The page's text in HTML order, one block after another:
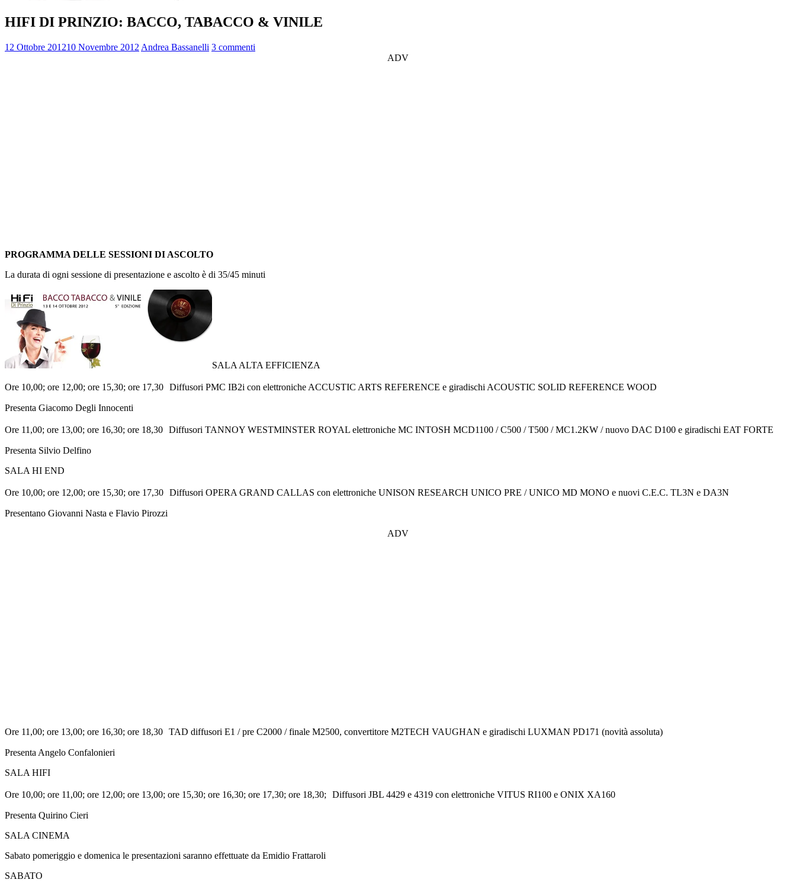
HIFI DI PRINZIO: BACCO, TABACCO & VINILE
12 Ottobre 201210 Novembre 2012 Andrea Bassanelli 3 commenti
ADV
PROGRAMMA DELLE SESSIONI DI ASCOLTO
La durata di ogni sessione di presentazione e ascolto è di 35/45 minuti
SALA ALTA EFFICIENZA
Ore 10,00; ore 12,00; ore 15,30; ore 17,30 Diffusori PMC IB2i con elettroniche ACCUSTIC ARTS REFERENCE e giradischi ACOUSTIC SOLID REFERENCE WOOD
Presenta Giacomo Degli Innocenti
Ore 11,00; ore 13,00; ore 16,30; ore 18,30 Diffusori TANNOY WESTMINSTER ROYAL elettroniche MC INTOSH MCD1100 / C500 / T500 / MC1.2KW / nuovo DAC D100 e giradischi EAT FORTE
Presenta Silvio Delfino
SALA HI END
Ore 10,00; ore 12,00; ore 15,30; ore 17,30 Diffusori OPERA GRAND CALLAS con elettroniche UNISON RESEARCH UNICO PRE / UNICO MD MONO e nuovi C.E.C. TL3N e DA3N
Presentano Giovanni Nasta e Flavio Pirozzi
ADV
Ore 11,00; ore 13,00; ore 16,30; ore 18,30 TAD diffusori E1 / pre C2000 / finale M2500, convertitore M2TECH VAUGHAN e giradischi LUXMAN PD171 (novità assoluta)
Presenta Angelo Confalonieri
SALA HIFI
Ore 10,00; ore 11,00; ore 12,00; ore 13,00; ore 15,30; ore 16,30; ore 17,30; ore 18,30; Diffusori JBL 4429 e 4319 con elettroniche VITUS RI100 e ONIX XA160
Presenta Quirino Cieri
SALA CINEMA
Sabato pomeriggio e domenica le presentazioni saranno effettuate da Emidio Frattaroli
SABATO